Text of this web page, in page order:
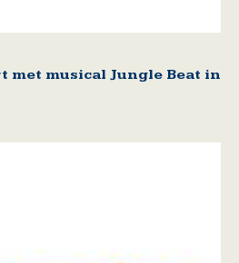
met musical Jungle Beat in